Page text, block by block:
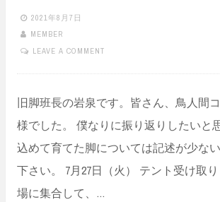
2021年8月7日
MEMBER
LEAVE A COMMENT
旧脚班長の岩泉です。皆さん、鳥人間
様でした。 僕なりに振り返りしたいと
込めて育てた脚については記述が少な
下さい。 7月27日（火） テント受け取
場に集合して、…